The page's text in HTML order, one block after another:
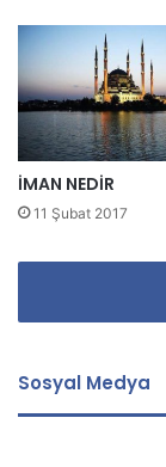
i
i
n
İMAN NEDİR
11 Şubat 2017
Sosyal Medya